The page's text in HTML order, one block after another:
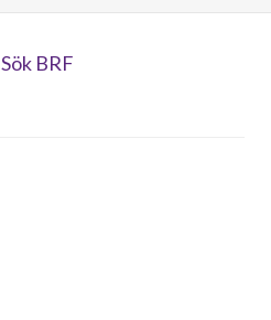
Sök BRF